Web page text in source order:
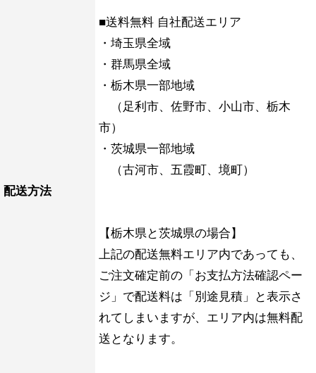
配送方法
■送料無料 自社配送エリア
・埼玉県全域
・群馬県全域
・栃木県一部地域
（足利市、佐野市、小山市、栃木
市）
・茨城県一部地域
（古河市、五霞町、境町）
【栃木県と茨城県の場合】
上記の配送無料エリア内であっても、
ご注文確定前の「お支払方法確認ペー
ジ」で配送料は「別途見積」と表示さ
れてしまいますが、エリア内は無料配
送となります。